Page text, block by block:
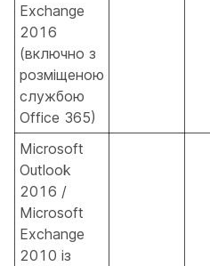
Exchange
2016
(включно з
розміщеною
службою
Office 365)
Microsoft
Outlook
2016 /
Microsoft
Exchange
2010 із